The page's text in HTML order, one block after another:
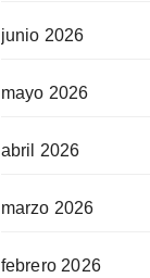
junio 2026
mayo 2026
abril 2026
marzo 2026
febrero 2026